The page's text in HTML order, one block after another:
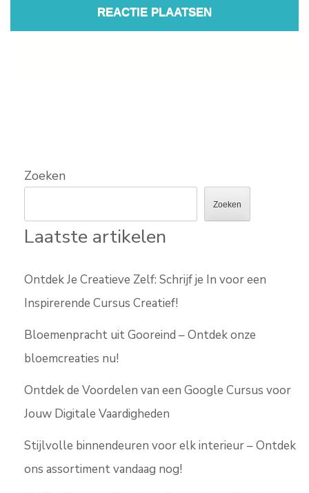
Zoeken
Zoeken
Laatste artikelen
Ontdek Je Creatieve Zelf: Schrijf je In voor een
Inspirerende Cursus Creatief!
Bloemenpracht uit Gooreind – Ontdek onze
bloemcreaties nu!
Ontdek de Voordelen van een Google Cursus voor
Jouw Digitale Vaardigheden
Stijlvolle binnendeuren voor elk interieur – Ontdek
ons assortiment vandaag nog!